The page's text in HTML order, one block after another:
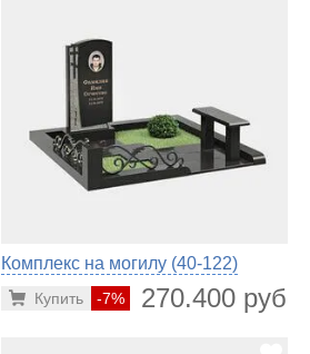
Комплекс на могилу (40-122)
-7% 270.400 руб.
Купить